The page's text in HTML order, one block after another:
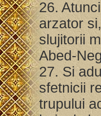
26.
arzator
slujitorii
Abed-
27. Si
sfetnicii
trupului